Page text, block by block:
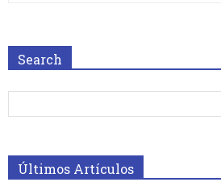
Search
Últimos Artículos